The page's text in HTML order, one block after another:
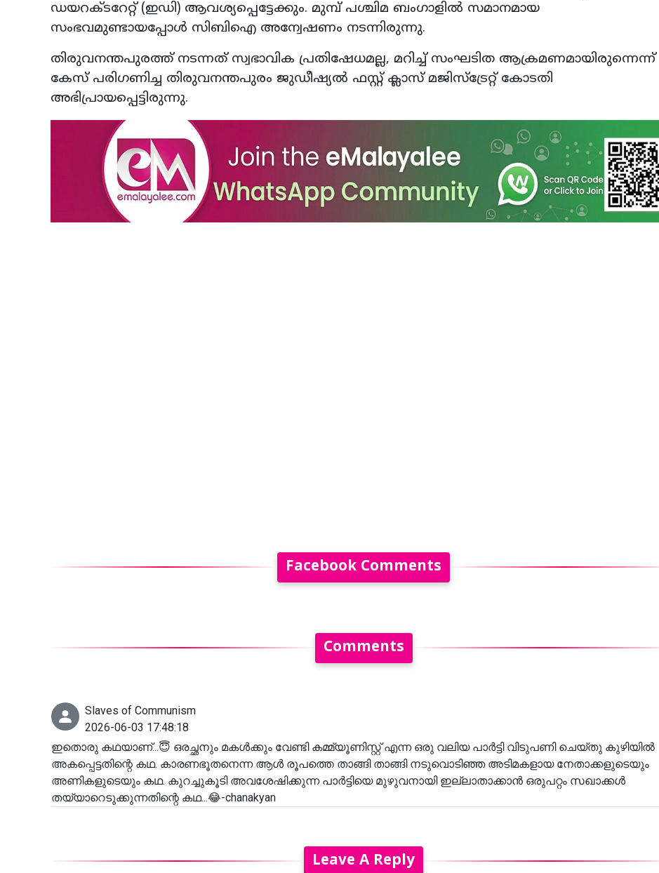
ഡയറക്ടറേറ്റ് (ഇഡി) ആവശ്യപ്പെട്ടേക്കും. മുമ്പ് പശ്ചിമ ബംഗാളിൽ സമാനമായ
സംഭവമുണ്ടായപ്പോൾ സിബിഐ അന്വേഷണം നടന്നിരുന്നു.
തിരുവനന്തപുരത്ത് നടന്നത് സ്വഭാവിക പ്രതിഷേധമല്ല, മറിച്ച് സംഘടിത ആക്രമണമായിരുന്നെന്ന്
കേസ് പരിഗണിച്ച തിരുവനന്തപുരം ജുഡീഷ്യൽ ഫസ്റ്റ് ക്ലാസ് മജിസ്‌ട്രേറ്റ് കോടതി
അഭിപ്രായപ്പെട്ടിരുന്നു.
Facebook Comments
Comments
Slaves of Communism
2026-06-03 17:48:18
ഇതൊരു കഥയാണ്...😇 ഒരച്ഛനും മകൾക്കും വേണ്ടി കമ്മ്യൂണിസ്റ്റ്‌ എന്ന ഒരു വലിയ പാർട്ടി വിടുപണി ചെയ്തു കുഴിയിൽ
അകപ്പെട്ടതിന്റെ കഥ. കാരണഭൂതനെന്ന ആൾ രൂപത്തെ താങ്ങി താങ്ങി നടുവൊടിഞ്ഞ അടിമകളായ നേതാക്കളുടെയും
അണികളുടെയും കഥ. കുറച്ചുകൂടി അവശേഷിക്കുന്ന പാർട്ടിയെ മുഴുവനായി ഇല്ലാതാക്കാൻ ഒരുപറ്റം സഖാക്കൾ
തയ്യാറെടുക്കുന്നതിന്റെ കഥ...😂-chanakyan
Leave A Reply